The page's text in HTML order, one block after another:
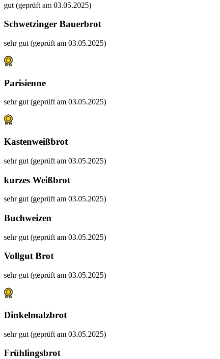
gut (geprüft am 03.05.2025)
Schwetzinger Bauerbrot
sehr gut (geprüft am 03.05.2025)
Parisienne
sehr gut (geprüft am 03.05.2025)
Kastenweißbrot
sehr gut (geprüft am 03.05.2025)
kurzes Weißbrot
sehr gut (geprüft am 03.05.2025)
Buchweizen
sehr gut (geprüft am 03.05.2025)
Vollgut Brot
sehr gut (geprüft am 03.05.2025)
Dinkelmalzbrot
sehr gut (geprüft am 03.05.2025)
Frühlingsbrot